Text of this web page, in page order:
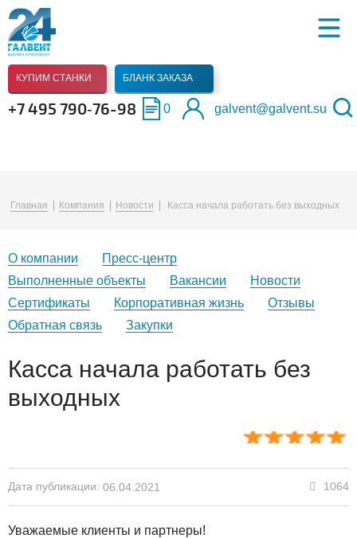
КУПИМ СТАНКИ БЛАНК ЗАКАЗА
+7 495 790‑76-98 0 galvent@galvent.su
Главная Компания Новости Касса начала работать без выходных
О компании
Пресс-центр
Выполненные объекты
Вакансии
Новости
Сертификаты
Корпоративная жизнь
Отзывы
Обратная связь
Закупки
Касса начала работать без
выходных
Дата публикации: 06.04.2021 1064
Уважаемые клиенты и партнеры!